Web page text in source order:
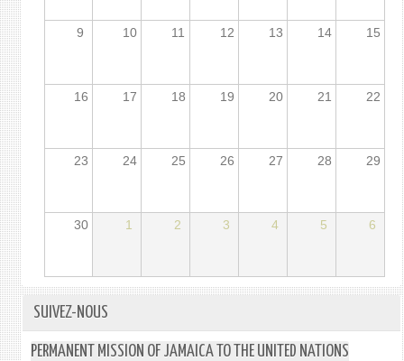
9 10 11 12 13 14 15
16 17 18 19 20 21 22
23 24 25 26 27 28 29
30 1 2 3 4 5 6
SUIVEZ-NOUS
PERMANENT MISSION OF JAMAICA TO THE UNITED NATIONS